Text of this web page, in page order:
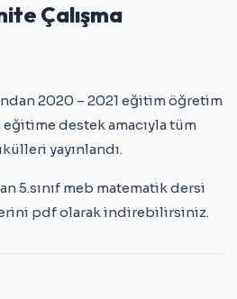
Çalışma
2020 – 2021 eğitim öğretim
eğitime destek amacıyla tüm
yayınlandı.
5.sınıf meb matematik dersi
pdf olarak indirebilirsiniz.